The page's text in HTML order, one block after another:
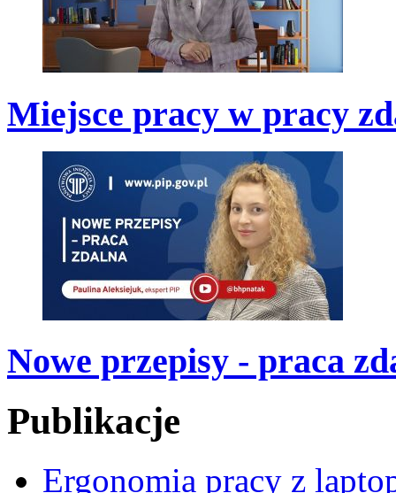
Miejsce pracy w pracy
Nowe przepisy - praca
Publikacje
Ergonomia pracy z